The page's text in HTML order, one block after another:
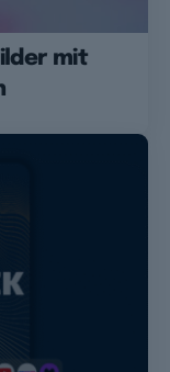
mit